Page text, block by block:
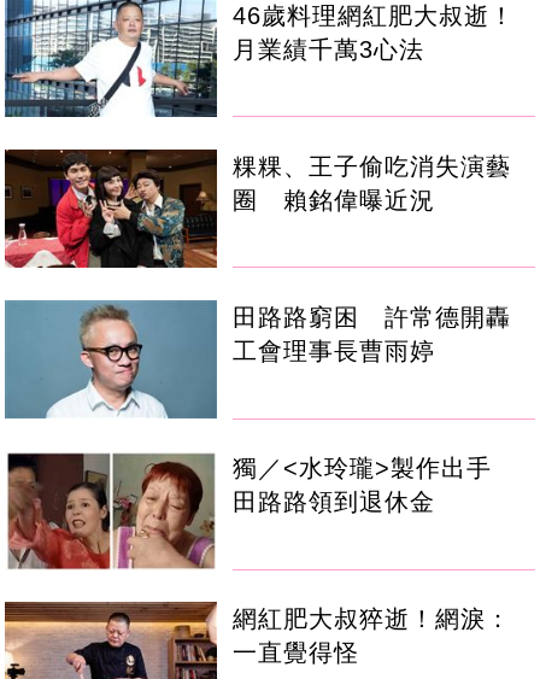
46歲料理網紅肥大叔逝！
月業績千萬3心法
粿粿、王子偷吃消失演藝
圈 賴銘偉曝近況
田路路窮困 許常德開轟
工會理事長曹雨婷
獨／<水玲瓏>製作出手
田路路領到退休金
網紅肥大叔猝逝！網淚：
一直覺得怪